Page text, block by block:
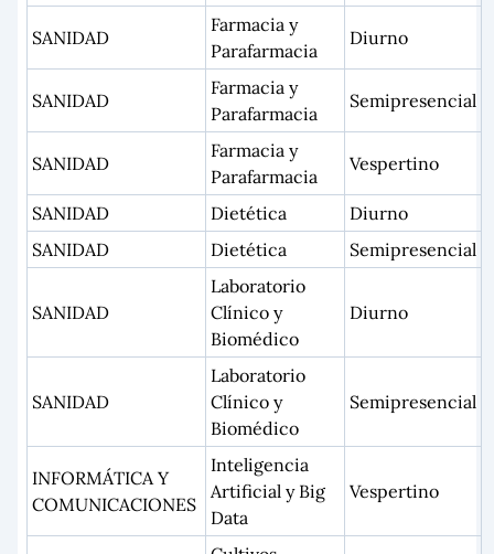
SANIDAD
Farmacia y
Parafarmacia
Diurno
SANIDAD
Farmacia y
Parafarmacia
Semipresencial
SANIDAD
Farmacia y
Parafarmacia
Vespertino
SANIDAD Dietética
Diurno
SANIDAD
Dietética Semipresencial
SANIDAD
Laboratorio
Clínico y
Biomédico
Diurno
SANIDAD
Laboratorio
Clínico y
Biomédico
Semipresencial
INFORMÁTICA Y
COMUNICACIONES
Inteligencia
Artificial y Big
Data
Vespertino